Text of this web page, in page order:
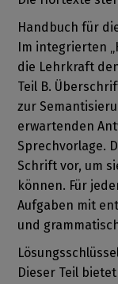
Handbuch für
Im integrierten
die Lehrkraft
Teil B.
zur
erwartenden
Sprechvorlage.
Schrift vor, um
können. Für
Aufgaben mit
und
Dieser Teil